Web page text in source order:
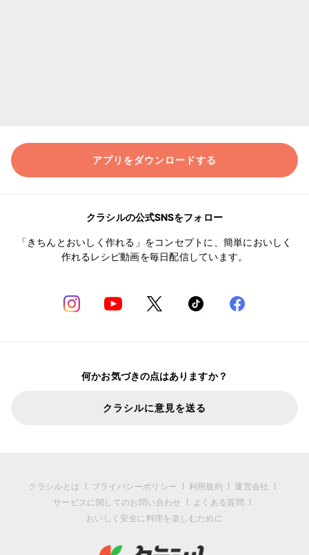
アプリをダウンロードする
クラシルの公式SNSをフォロー
「きちんとおいしく作れる」をコンセプトに、簡単においしく
作れるレシピ動画を毎日配信しています。
何かお気づきの点はありますか？
クラシルに意見を送る
クラシルとは プライバシーポリシー 利用規約
運営会社
サービスに関してのお問い合わせ
よくある質問
おいしく安全に料理を楽しむために